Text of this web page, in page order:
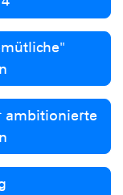
ambitionierte